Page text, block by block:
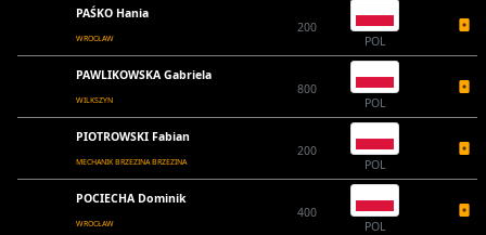
PAŚKO Hania
WROCŁAW
200
POL
PAWLIKOWSKA Gabriela
WILKSZYN
800
POL
PIOTROWSKI Fabian
MECHANIK BRZEZINA BRZEZINA
200
POL
POCIECHA Dominik
WROCŁAW
400
POL